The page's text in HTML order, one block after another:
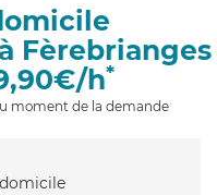
i
à Fèrebrianges
h*
moment de la demande